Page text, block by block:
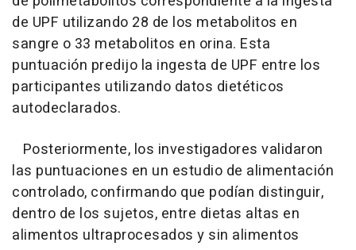
de UPF utilizando 28 de los metabolitos en
sangre o 33 metabolitos en orina. Esta
puntuación predijo la ingesta de UPF entre los
participantes utilizando datos dietéticos
autodeclarados.
Posteriormente, los investigadores validaron
las puntuaciones en un estudio de alimentación
controlado, confirmando que podían distinguir,
dentro de los sujetos, entre dietas altas en
alimentos ultraprocesados y sin alimentos